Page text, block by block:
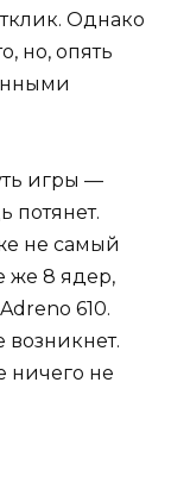
Однако
но, опять
игры —
потянет.
не самый
же 8 ядер,
610.
возникнет.
ничего не